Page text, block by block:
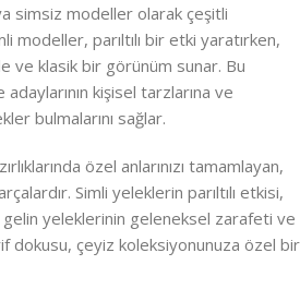
simsiz modeller olarak çeşitli
modeller, parıltılı bir etki yaratırken,
ve klasik bir görünüm sunar. Bu
kişisel tarzlarına ve
bulmalarını sağlar.
özel anlarınızı tamamlayan,
Simli yeleklerin parıltılı etkisi,
yeleklerinin geleneksel zarafeti ve
dokusu, çeyiz koleksiyonunuza özel bir